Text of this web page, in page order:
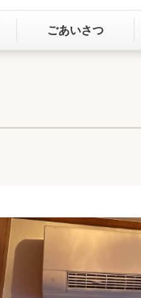
まわり
ここちいい暮らしをつく
ごあいさつ